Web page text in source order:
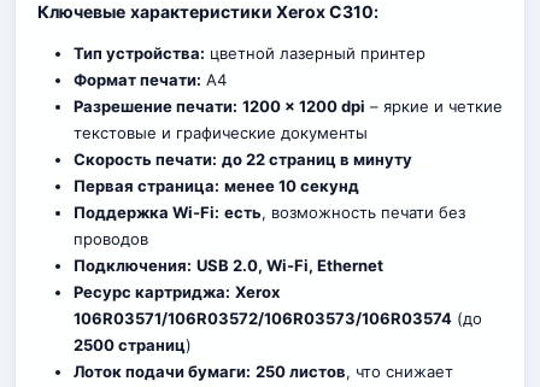
Ключевые характеристики Xerox C310:
Тип устройства: цветной лазерный принтер
Формат печати: A4
Разрешение печати: 1200 × 1200 dpi – яркие и четкие
текстовые и графические документы
Скорость печати: до 22 страниц в минуту
Первая страница: менее 10 секунд
Поддержка Wi-Fi: есть, возможность печати без
проводов
Подключения: USB 2.0, Wi-Fi, Ethernet
Ресурс картриджа: Xerox
106R03571/106R03572/106R03573/106R03574(до
2500 страниц)
Лоток подачи бумаги: 250 листов, что снижает